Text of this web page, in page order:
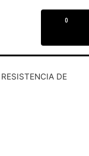
0
DE